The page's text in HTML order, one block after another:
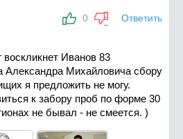
0 Ответить
воскликнет Иванов 83
Александра Михайловича сбору
я предложить не могу.
к забору проб по форме 30
не бывал - не смеется. )